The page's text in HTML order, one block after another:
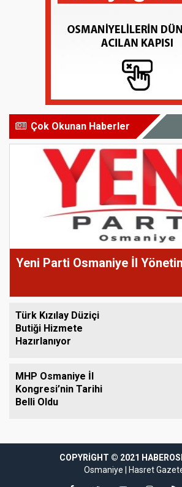
Çok Okunan Haberler
Yeni Parti Osmaniye İl
Türk Kızılay Düziçi
Butiği Hizmete
Hazırlanıyor
MHP Osmaniye İl
Kongresi’nin Tarihi
Belli Oldu
COPYRIGHT © 2021
Osmaniye | Hasret
supertotobetsupertotobet girişimajbet